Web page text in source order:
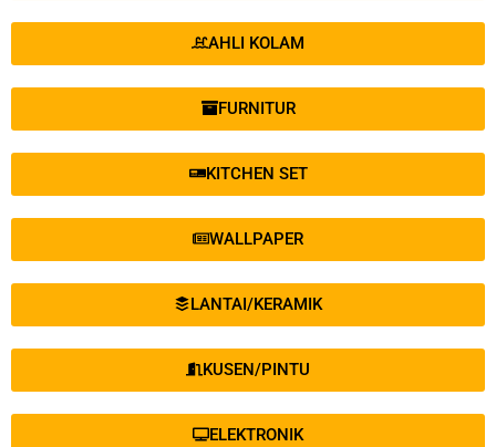
AHLI KOLAM
FURNITUR
KITCHEN SET
WALLPAPER
LANTAI/KERAMIK
KUSEN/PINTU
ELEKTRONIK